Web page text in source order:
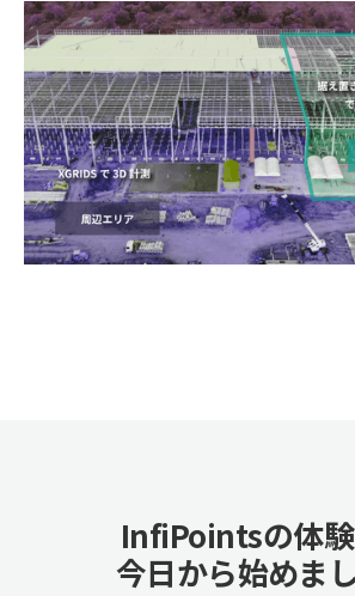
InfiPointsの体験
今日から始めま